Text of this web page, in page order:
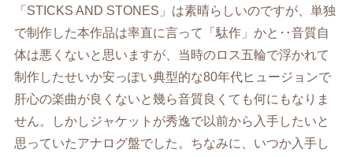
「STICKS AND STONES」は素晴らしいのですが、単独
で制作した本作品は率直に言って「駄作」かと‥音質自
体は悪くないと思いますが、当時のロス五輪で浮かれて
制作したせいか安っぽい典型的な80年代ヒュージョンで
肝心の楽曲が良くないと幾ら音質良くても何にもなりま
せん。しかしジャケットが秀逸で以前から入手したいと
思っていたアナログ盤でした。ちなみに、いつか入手し